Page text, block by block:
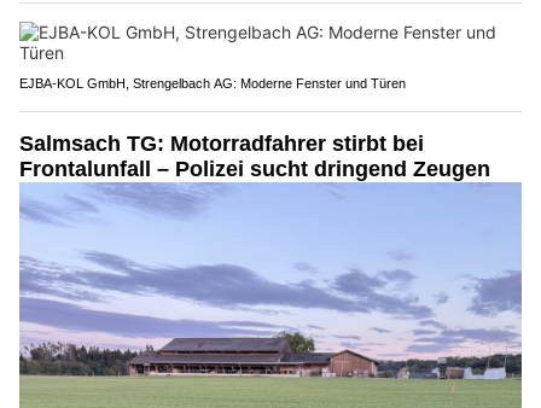
EJBA-KOL GmbH, Strengelbach AG: Moderne Fenster und Türen
Salmsach TG: Motorradfahrer stirbt bei
Frontalunfall – Polizei sucht dringend Zeugen